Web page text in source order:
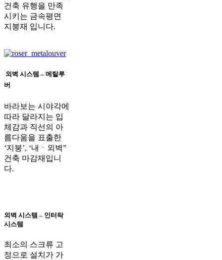
건축 유행을 만족
시키는 금속평면
지붕재 입니다.
외벽 시스템 – 메탈루
버
바라보는 시야각에
따라 달라지는 입
체감과 직선의 아
름다움을 표출한
‘지붕’, ‘내ㆍ외벽”
건축 마감재입니
다.
외벽 시스템 – 인터락
시스템
최소의 스크류 고
정으로 설치가 가